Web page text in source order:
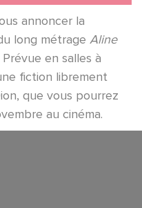
annoncer la
long métrage Aline
en salles à
fiction librement
que vous pourrez
au cinéma.